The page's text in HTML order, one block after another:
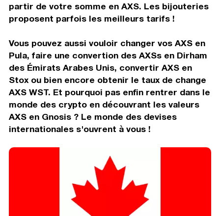
partir de votre somme en AXS. Les bijouteries
proposent parfois les meilleurs tarifs !
Vous pouvez aussi vouloir changer vos AXS en
Pula, faire une convertion des AXSs en Dirham
des Émirats Arabes Unis, convertir AXS en
Stox ou bien encore obtenir le taux de change
AXS WST. Et pourquoi pas enfin rentrer dans le
monde des crypto en découvrant les valeurs
AXS en Gnosis ? Le monde des devises
internationales s'ouvrent à vous !